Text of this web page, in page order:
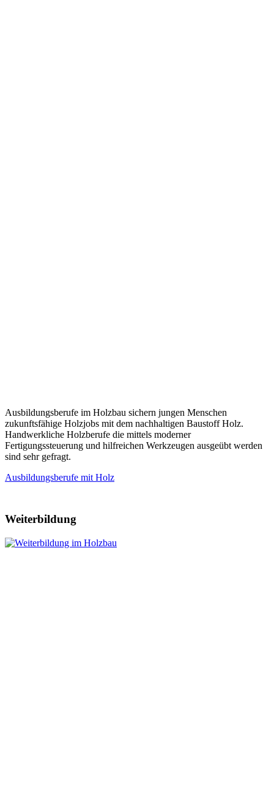
Ausbildungsberufe im Holzbau sichern jungen Menschen
zukunftsfähige Holzjobs mit dem nachhaltigen Baustoff Holz.
Handwerkliche Holzberufe die mittels moderner
Fertigungssteuerung und hilfreichen Werkzeugen ausgeübt werden
sind sehr gefragt.
Ausbildungsberufe mit Holz
Weiterbildung